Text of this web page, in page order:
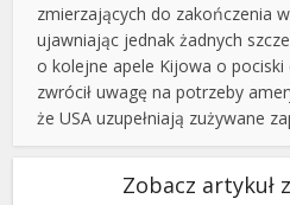
zmierzających do zakończenia
ujawniając jednak żadnych
o kolejne apele Kijowa o
zwrócił uwagę na potrzeby
że USA uzupełniają zużywane
Zobacz artykuł